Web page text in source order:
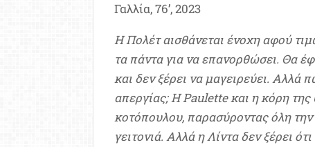
Γαλλία, 76’, 2023
Η Πολέτ αισθάνεται ένοχη αφού
τα πάντα για να επανορθώσει. Θα
και δεν ξέρει να μαγειρεύει. Αλλά
απεργίας; Η Paulette και η κόρη
κοτόπουλου, παρασύροντας όλη την
γειτονιά. Αλλά η Λίντα δεν ξέρει